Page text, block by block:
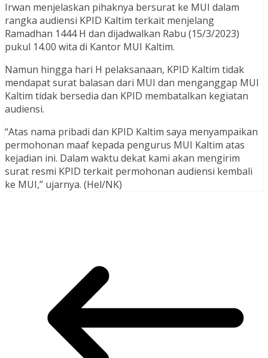
Irwan menjelaskan pihaknya bersurat ke MUI dalam
rangka audiensi KPID Kaltim terkait menjelang
Ramadhan 1444 H dan dijadwalkan Rabu (15/3/2023)
pukul 14.00 wita di Kantor MUI Kaltim.
Namun hingga hari H pelaksanaan, KPID Kaltim tidak
mendapat surat balasan dari MUI dan menganggap MUI
Kaltim tidak bersedia dan KPID membatalkan kegiatan
audiensi.
“Atas nama pribadi dan KPID Kaltim saya menyampaikan
permohonan maaf kepada pengurus MUI Kaltim atas
kejadian ini. Dalam waktu dekat kami akan mengirim
surat resmi KPID terkait permohonan audiensi kembali
ke MUI,” ujarnya. (Hel/NK)